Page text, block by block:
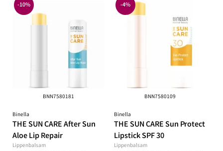
BNN7580181
Binella
THE SUN CARE After Sun
Aloe Lip Repair
Lippenbalsam
-10%
BNN7580109
Binella
THE SUN CARE Sun Protect
Lipstick SPF 30
Lippenbalsam
-4%